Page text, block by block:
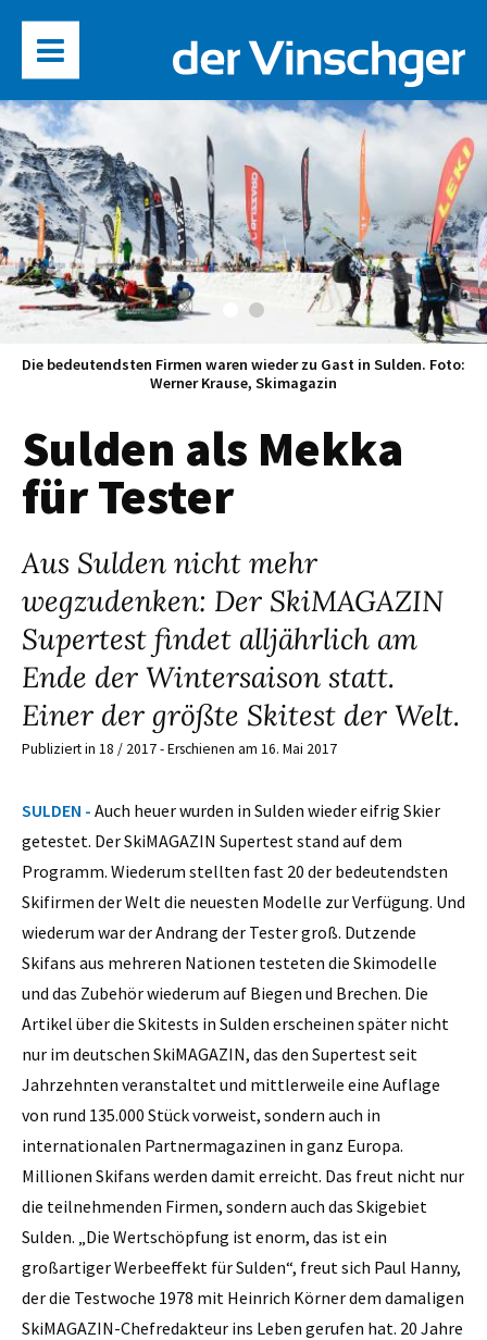
Die bedeutendsten Firmen waren wieder zu Gast in Sulden. Foto:
Werner Krause, Skimagazin
Sulden als Mekka
für Tester
Aus Sulden nicht mehr
wegzudenken: Der SkiMAGAZIN
Supertest findet alljährlich am
Ende der Wintersaison statt.
Einer der größte Skitest der Welt.
Publiziert in 18 / 2017 - Erschienen am 16. Mai 2017
SULDEN - Auch heuer wurden in Sulden wieder eifrig Skier
getestet. Der SkiMAGAZIN Supertest stand auf dem
Programm. Wiederum stellten fast 20 der bedeutendsten
Skifirmen der Welt die neuesten Modelle zur Verfügung. Und
wiederum war der Andrang der Tester groß. Dutzende
Skifans aus mehreren Nationen testeten die Skimodelle
und das Zubehör wiederum auf Biegen und Brechen. Die
Artikel über die Skitests in Sulden erscheinen später nicht
nur im deutschen SkiMAGAZIN, das den Supertest seit
Jahrzehnten veranstaltet und mittlerweile eine Auflage
von rund 135.000 Stück vorweist, sondern auch in
internationalen Partnermagazinen in ganz Europa.
Millionen Skifans werden damit erreicht. Das freut nicht nur
die teilnehmenden ­Firmen, sondern auch das Skigebiet
Sulden. „Die Wertschöpfung ist enorm, das ist ein
großartiger Werbeeffekt für Sulden“, freut sich Paul Hanny,
der die Testwoche 1978 mit Heinrich Körner dem damaligen
­SkiMAGAZIN-Chefredakteur ins Leben gerufen hat. 20 Jahre